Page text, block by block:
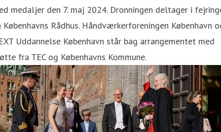
medaljer den 7. maj 2024. Dronningen deltager i
Københavns Rådhus. Håndværkerforeningen København
Uddannelse København står bag arrangementet med
fra TEC og Københavns Kommune.